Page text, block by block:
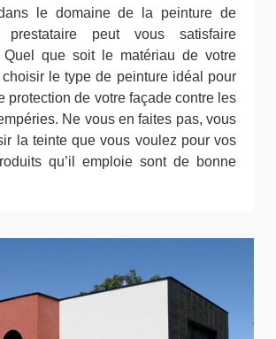
le domaine de la peinture de
peut vous satisfaire
Quel que soit le matériau de votre
le type de peinture idéal pour
protection de votre façade contre les
Ne vous en faites pas, vous
la teinte que vous voulez pour vos
qu’il emploie sont de bonne